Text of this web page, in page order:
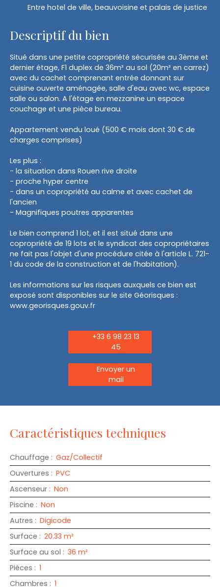
Entre hotel de ville, beauvoisine et palais de justice
Descriptif du bien
Situé dans une petite copropriété sécurisée au 3ème et
dernier étage, F1 duplex de 36m² au sol (20m² en carrez)
avec du cachet comprenant entrée donnant sur
cuisine ouverte aménagée, salle d'eau avec wc, espace
salle ou salon. A l'étage en mezzanine un espace
couchage et une pièce bureau.
Appartement vendu loué (500 € mois dont 30 € de
charges comprises)
Les plus :
- la situation dans Rouen rive droite
- proche hyper centre
- dans un copropriété au calme et avec cachet de
l'ancien
- Magnifiques poutres apparentes
Le bien comprend 1 lot, et il est situé dans une
copropriété de 19 lots et le syndicat des copropriétaires
ne fait pas l'objet d'une procédure citée à l'article L. 721-
1 du code de la construction et de l'habitation).
Les informations sur les risques auxquels ce bien est
exposé sont disponibles sur le site Géorisques :
www.georisques.gouv.fr
+33 6 98 23 13
45
Envoyer un
mail
Caractéristiques techniques
Chauffage : Gaz/Collectif
Ouvertures : PVC
Ascenseur : Non
Piscine : Non
Autres : Digicode
Surface : 20.33 m²
Surface au sol : 36 m²
Pièces : 1
Chambres : 1